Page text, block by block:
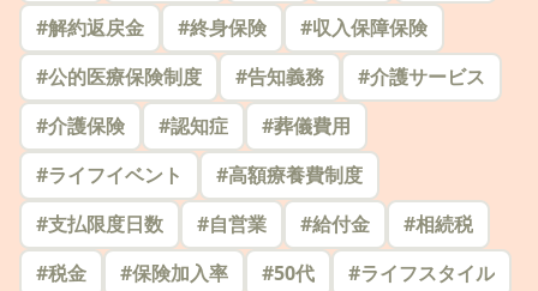
#解約返戻金 #終身保険 #収入保障保険
#公的医療保険制度 #告知義務 #介護サービス
#介護保険 #認知症 #葬儀費用
#ライフイベント #高額療養費制度
#支払限度日数 #自営業 #給付金 #相続税
#税金 #保険加入率 #50代 #ライフスタイル